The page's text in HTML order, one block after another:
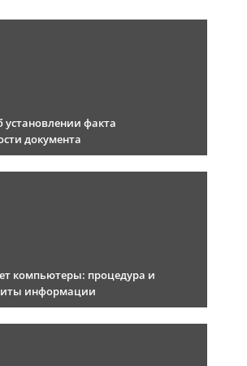
установлении факта
документа
компьютеры: процедура и
информации